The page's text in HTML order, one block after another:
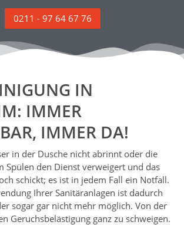
0211 - 97 64 67 76
IN
IMMER
IMMER DA!
in der Dusche nicht abrinnt oder die
Spülen den Dienst verweigert und das
schickt; es ist in jedem Fall ein Notfall.
Ihrer Sanitäranlagen ist dadurch
sogar gar nicht mehr möglich. Von der
Geruchsbelästigung ganz zu schweigen.